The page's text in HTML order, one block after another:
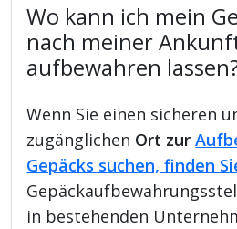
Wo kann ich mein
nach meiner
aufbewahren
Wenn Sie einen sicheren
zugänglichen Ort zur
Gepäcks suchen, finden
in bestehenden